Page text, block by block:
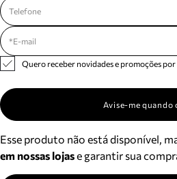
Quero receber novidades e promoções por
Avise-me quando
Esse produto não está disponível,
em nossas lojase garantir sua